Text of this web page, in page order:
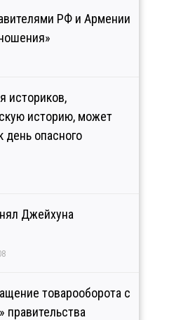
РФ и Армении
историков,
историю, может
день опасного
Джейхуна
товарооборота с
правительства